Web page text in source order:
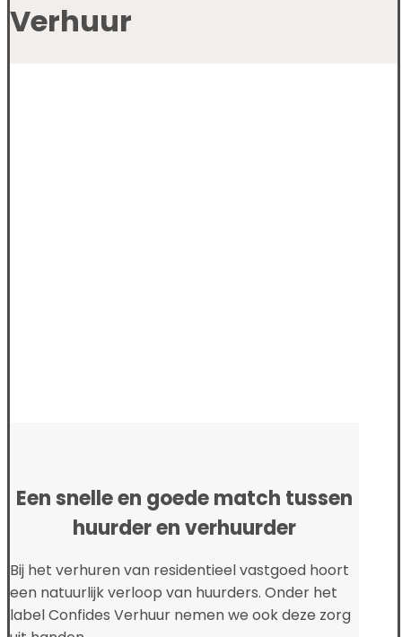
Verhuur
Een snelle en goede match tussen
huurder en verhuurder
Bij het verhuren van residentieel vastgoed hoort
een natuurlijk verloop van huurders. Onder het
label Confides Verhuur nemen we ook deze zorg